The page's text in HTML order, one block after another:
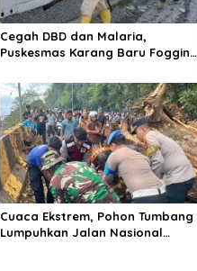
Cegah DBD dan Malaria,
Puskesmas Karang Baru Fogging
Cuaca Ekstrem, Pohon Tumbang
Lumpuhkan Jalan Nasional